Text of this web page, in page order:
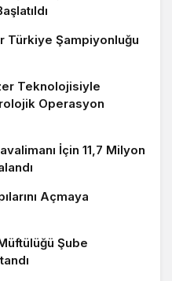
Türkiye Şampiyonluğu
Teknolojisiyle
Operasyon
İçin 11,7 Milyon
Açmaya
Şube